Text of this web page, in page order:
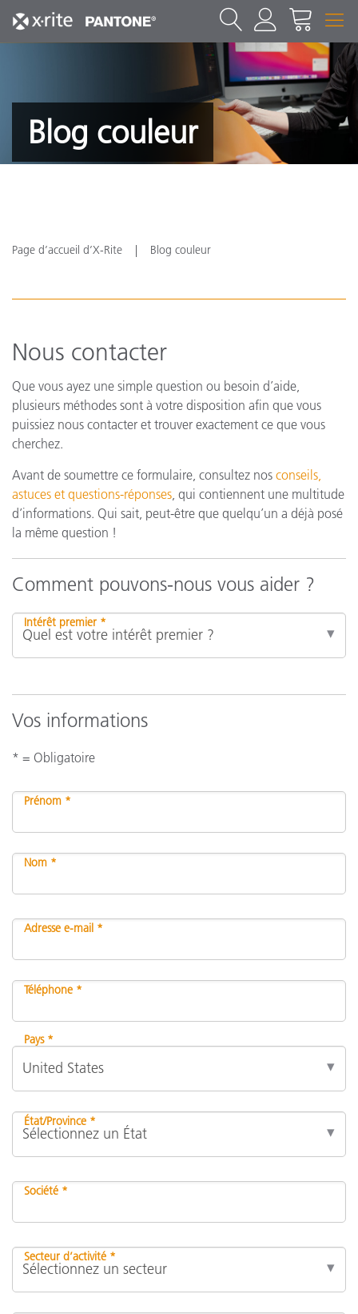
Blog couleur
Page d’accueil d’X-Rite Blog couleur
Nous contacter
Que vous ayez une simple question ou besoin d’aide,
plusieurs méthodes sont à votre disposition afin que vous
puissiez nous contacter et trouver exactement ce que vous
cherchez.
Avant de soumettre ce formulaire, consultez nos conseils,
astuces et questions-réponses, qui contiennent une multitude
d’informations. Qui sait, peut-être que quelqu’un a déjà posé
la même question !
Comment pouvons-nous vous aider ?
Intérêt premier *
Vos informations
* = Obligatoire
Prénom *
Nom *
Adresse e-mail *
Téléphone *
Pays *
État/Province *
Société *
Secteur d’activité *